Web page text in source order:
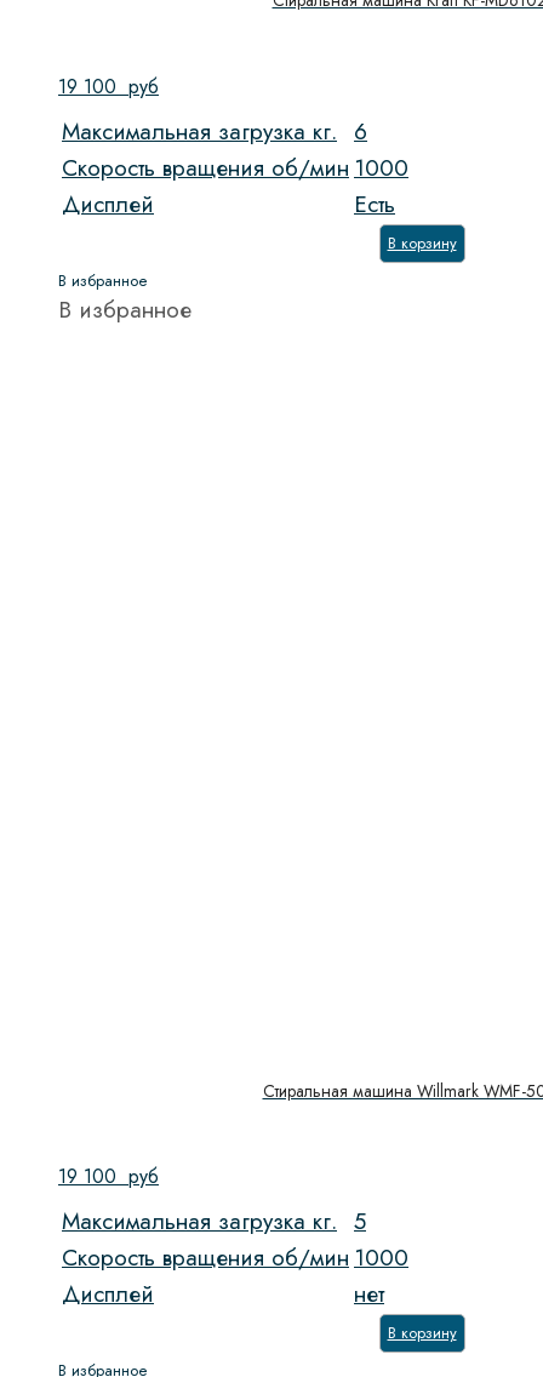
19 100 руб
Максимальная загрузка кг. 6
Скорость вращения об/мин 1000
Дисплей
Есть
В корзину
В избранное
В избранное
Стиральная машина Willmark WMF-
19 100 руб
Максимальная загрузка кг. 5
Скорость вращения об/мин1000
Дисплей
нет
В корзину
В избранное